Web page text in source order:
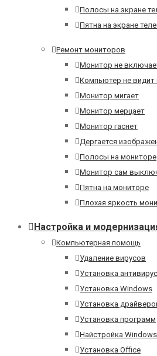
Полосы на экране
Пятна на экране
Ремонт мониторов
Монитор не
Компьютер не видит
Монитор мигает
Монитор мерцает
Монитор гаснет
Дергается
Полосы на мониторе
Монитор сам
Пятна на мониторе
Плохая яркость
Настройка и
Компьютерная помощь
Удаление вирусов
Установка
Установка Windows
Установка
Установка программ
Найстройка Windows
Установка Office